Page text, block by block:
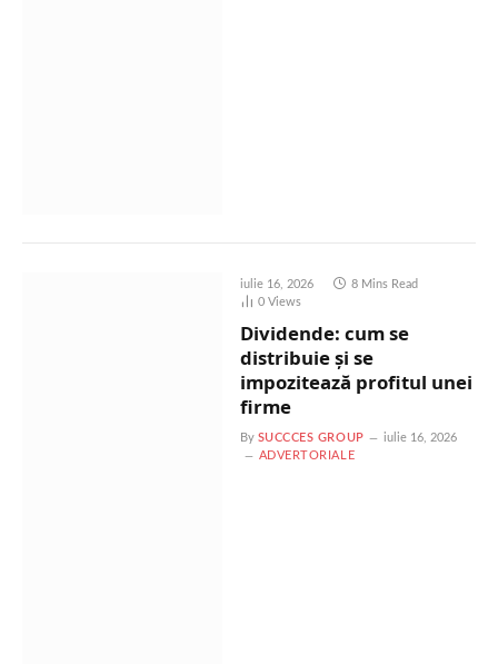
iulie 16, 2026
8 Mins Read
0 Views
Dividende: cum se
distribuie și se
impozitează profitul unei
firme
By SUCCCES GROUP
iulie 16, 2026
ADVERTORIALE